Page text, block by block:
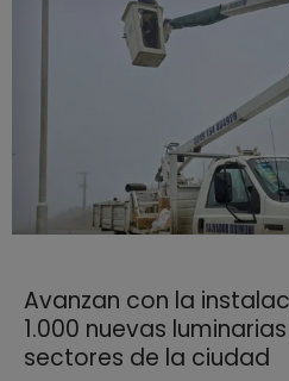
Avanzan con la
1.000 nuevas
sectores de la ciudad